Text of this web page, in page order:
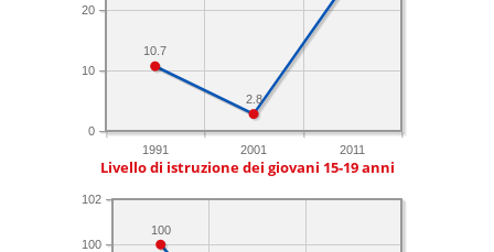
1991 2001 2011
0
10
20
2.8
10.7
Livello di istruzione dei giovani 15-19 anni
100
102
100